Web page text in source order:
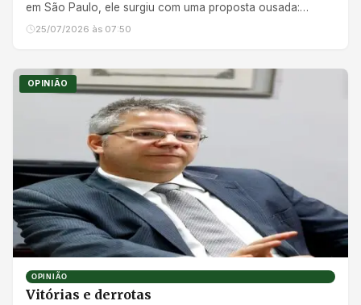
em São Paulo, ele surgiu com uma proposta ousada:
aproximar o camp...
25/07/2026 às 07:50
OPINIÃO
OPINIÃO
Vitórias e derrotas